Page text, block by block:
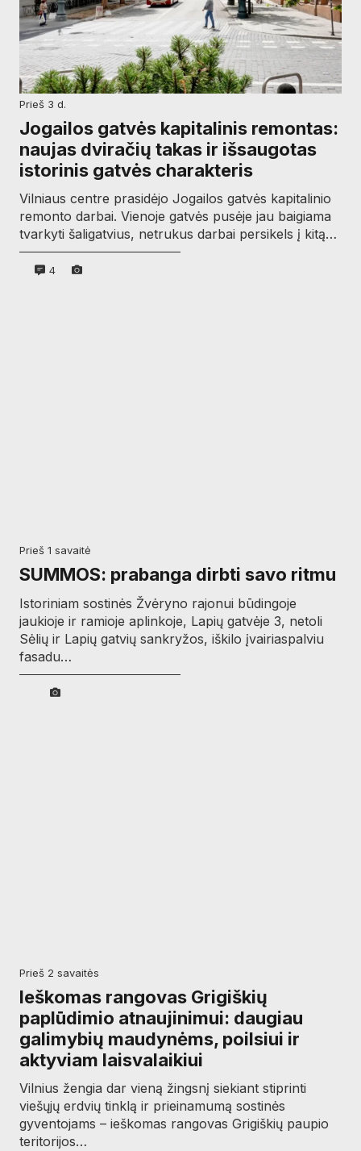
prieš 3 d.
Jogailos gatvės kapitalinis remontas:
naujas dviračių takas ir išsaugotas
istorinis gatvės charakteris
Vilniaus centre prasidėjo Jogailos gatvės kapitalinio
remonto darbai. Vienoje gatvės pusėje jau baigiama
tvarkyti šaligatvius, netrukus darbai persikels į kitą…
4
prieš 1 savaitė
SUMMOS: prabanga dirbti savo ritmu
Istoriniam sostinės Žvėryno rajonui būdingoje
jaukioje ir ramioje aplinkoje, Lapių gatvėje 3, netoli
Sėlių ir Lapių gatvių sankryžos, iškilo įvairiaspalviu
fasadu…
prieš 2 savaitės
Ieškomas rangovas Grigiškių
paplūdimio atnaujinimui: daugiau
galimybių maudynėms, poilsiui ir
aktyviam laisvalaikiui
Vilnius žengia dar vieną žingsnį siekiant stiprinti
viešųjų erdvių tinklą ir prieinamumą sostinės
gyventojams – ieškomas rangovas Grigiškių paupio
teritorijos…